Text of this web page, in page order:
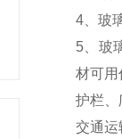
4、玻
5、玻
材可用
护栏、
交通运